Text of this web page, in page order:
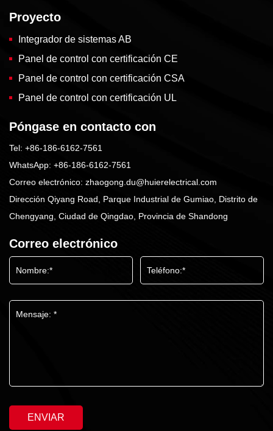
Proyecto
Integrador de sistemas AB
Panel de control con certificación CE
Panel de control con certificación CSA
Panel de control con certificación UL
Póngase en contacto con
Tel: +86-186-6162-7561
WhatsApp: +86-186-6162-7561
Correo electrónico: zhaogong.du@huierelectrical.com
Dirección Qiyang Road, Parque Industrial de Gumiao, Distrito de
Chengyang, Ciudad de Qingdao, Provincia de Shandong
Correo electrónico
ENVIAR